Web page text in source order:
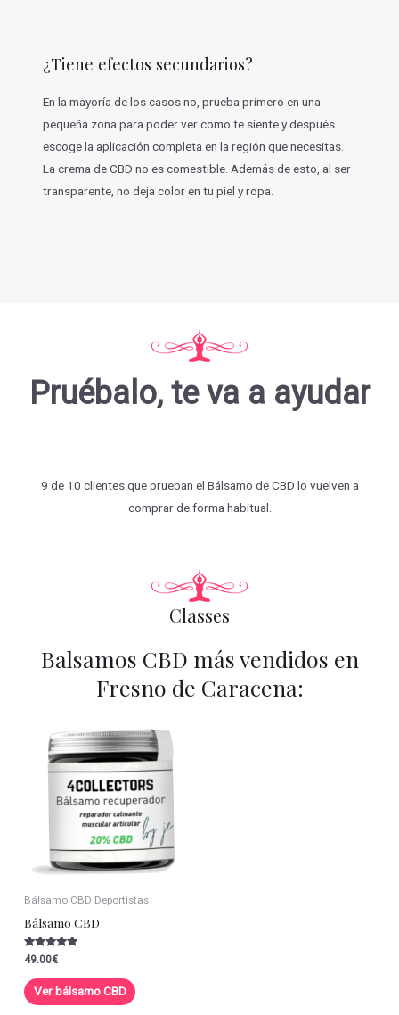
¿Tiene efectos secundarios?
En la mayoría de los casos no, prueba primero en una
pequeña zona para poder ver como te siente y después
escoge la aplicación completa en la región que necesitas.
La crema de CBD no es comestible. Además de esto, al ser
transparente, no deja color en tu piel y ropa.
Pruébalo, te va a ayudar
9 de 10 clientes que prueban el Bálsamo de CBD lo vuelven a
comprar de forma habitual.
Classes
Balsamos CBD más vendidos en
Fresno de Caracena:
Bálsamo CBD Deportistas
Bálsamo CBD
Valorado con
5.00
de 5
49.00€
Ver bálsamo CBD